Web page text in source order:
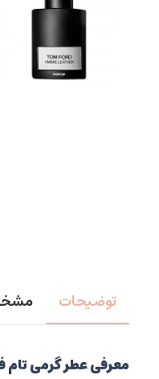
توضیحات
معرفی عطر گرمی تام